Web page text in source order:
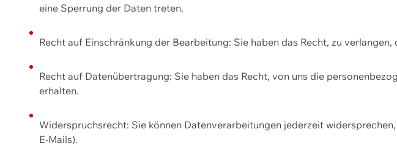
eine Sperrung der Daten treten.
Recht auf Einschränkung der Bearbeitung: Sie haben das Recht, zu
Recht auf Datenübertragung: Sie haben das Recht, von uns die
erhalten.
Widerspruchsrecht: Sie können Datenverarbeitungen jederzeit
E-Mails).